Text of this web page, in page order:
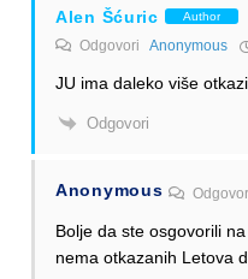
Alen Šćuric Author
Odgovori Anonymous
JU ima daleko više
Odgovori
Anonymous
Bolje da ste osgovorili
nema otkazanih Letova